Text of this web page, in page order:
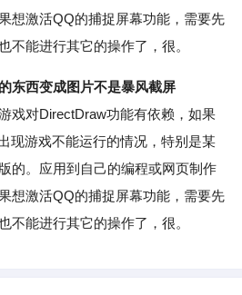
想激活QQ的捕捉屏幕功能，需要先
不能进行其它的操作了，很。
东西变成图片不是暴风截屏
对DirectDraw功能有依赖，如果
现游戏不能运行的情况，特别是某
的。应用到自己的编程或网页制作
想激活QQ的捕捉屏幕功能，需要先
不能进行其它的操作了，很。